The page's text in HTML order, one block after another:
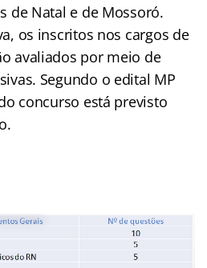
de Natal e de Mossoró.
os inscritos nos cargos de
avaliados por meio de
Segundo o edital MP
concurso está previsto